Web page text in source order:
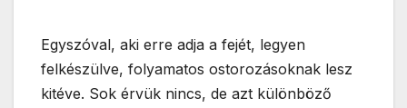
Egyszóval, aki erre adja a fejét, legyen
felkészülve, folyamatos ostorozásoknak lesz
kitéve. Sok érvük nincs, de azt különböző